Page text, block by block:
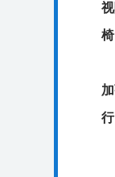
行